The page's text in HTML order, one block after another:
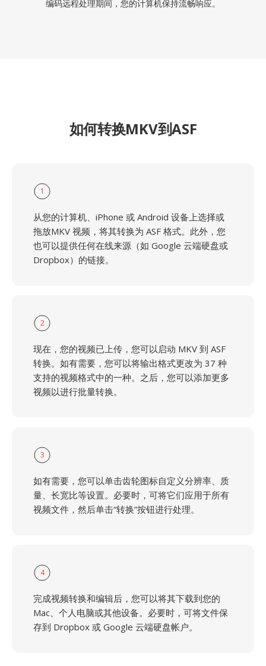
编码远程处理期间，您的计算机保持流畅响应。
如何转换MKV到ASF
1
从您的计算机、iPhone 或 Android 设备上选择或
拖放MKV 视频，将其转换为 ASF 格式。此外，您
也可以提供任何在线来源（如 Google 云端硬盘或
Dropbox）的链接。
2
现在，您的视频已上传，您可以启动 MKV 到 ASF
转换。如有需要，您可以将输出格式更改为 37 种
支持的视频格式中的一种。之后，您可以添加更多
视频以进行批量转换。
3
如有需要，您可以单击齿轮图标自定义分辨率、质
量、长宽比等设置。必要时，可将它们应用于所有
视频文件，然后单击“转换”按钮进行处理。
4
完成视频转换和编辑后，您可以将其下载到您的
Mac、个人电脑或其他设备。必要时，可将文件保
存到 Dropbox 或 Google 云端硬盘帐户。